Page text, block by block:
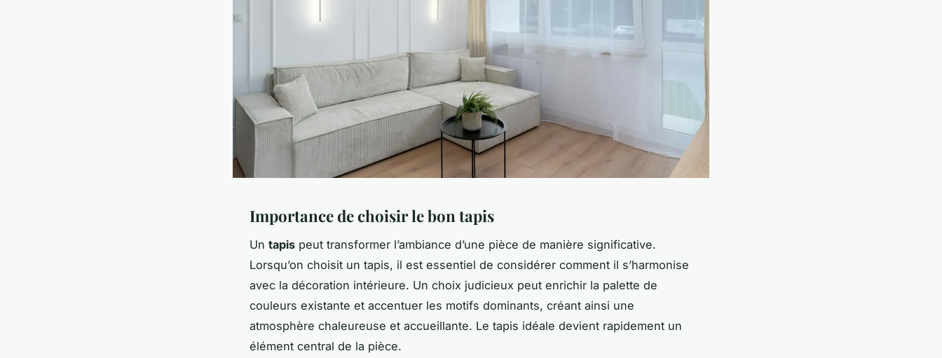
Importance de choisir le bon tapis
Un tapis peut transformer l’ambiance d’une pièce de manière significative.
Lorsqu’on choisit un tapis, il est essentiel de considérer comment il s’harmonise
avec la décoration intérieure. Un choix judicieux peut enrichir la palette de
couleurs existante et accentuer les motifs dominants, créant ainsi une
atmosphère chaleureuse et accueillante. Le tapis idéale devient rapidement un
élément central de la pièce.